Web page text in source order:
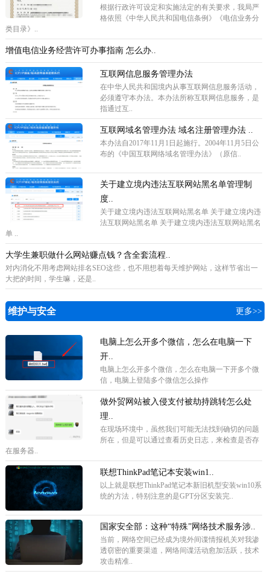
根据行政许可设定和实施法定的有关要求，我局严
格依照《中华人民共和国电信条例》《电信业务分
类目录》..
增值电信业务经营许可办事指南 怎么办..
互联网信息服务管理办法
在中华人民共和国境内从事互联网信息服务活动，
必须遵守本办法。本办法所称互联网信息服务，是
指通过互..
互联网域名管理办法 域名注册管理办法 ..
本办法自2017年11月1日起施行。2004年11月5日公
布的《中国互联网络域名管理办法》（原信..
关于建立境内违法互联网站黑名单管理制
度..
关于建立境内违法互联网站黑名单 关于建立境内违
法互联网站黑名单 关于建立境内违法互联网站黑名
单 ..
大学生兼职做什么网站赚点钱？含全套流程..
对内消化不用考虑网站排名SEO这些，也不用想着每天维护网站，这样节省出一
大把的时间，学生嘛，还是..
维护与安全 更多>>
电脑上怎么开多个微信，怎么在电脑一下
开..
电脑上怎么开多个微信，怎么在电脑一下开多个微
信，电脑上登陆多个微信怎么操作
做外贸网站被入侵支付被劫持跳转怎么处
理..
在现场环境中，虽然我们可能无法找到确切的问题
所在，但是可以通过查看历史日志，来检查是否存
在服务器..
联想ThinkPad笔记本安装win1..
以上就是联想ThinkPad笔记本新旧机型安装win10系
统的方法，特别注意的是GPT分区安装完..
国家安全部：这种“特殊”网络技术服务涉..
当前，网络空间已经成为境外间谍情报机关对我渗
透窃密的重要渠道，网络间谍活动愈加活跃，技术
攻击精准..